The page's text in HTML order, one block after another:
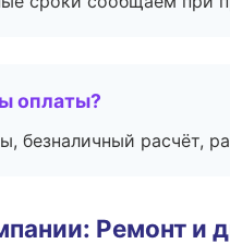
оплаты?
безналичный расчёт,
Ремонт и